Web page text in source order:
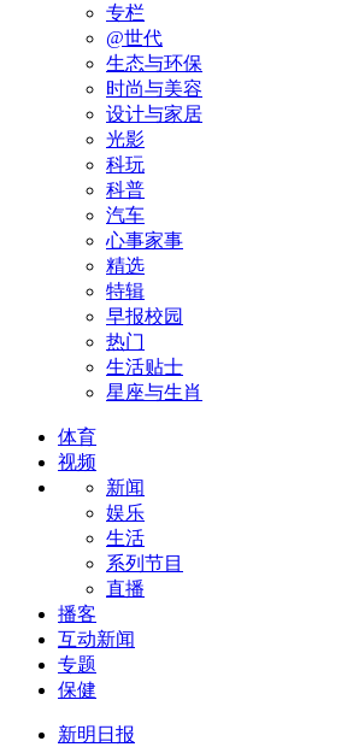
专栏
@世代
生态与环保
时尚与美容
设计与家居
光影
科玩
科普
汽车
心事家事
精选
特辑
早报校园
热门
生活贴士
星座与生肖
体育
视频
新闻
娱乐
生活
系列节目
直播
播客
互动新闻
专题
保健
新明日报